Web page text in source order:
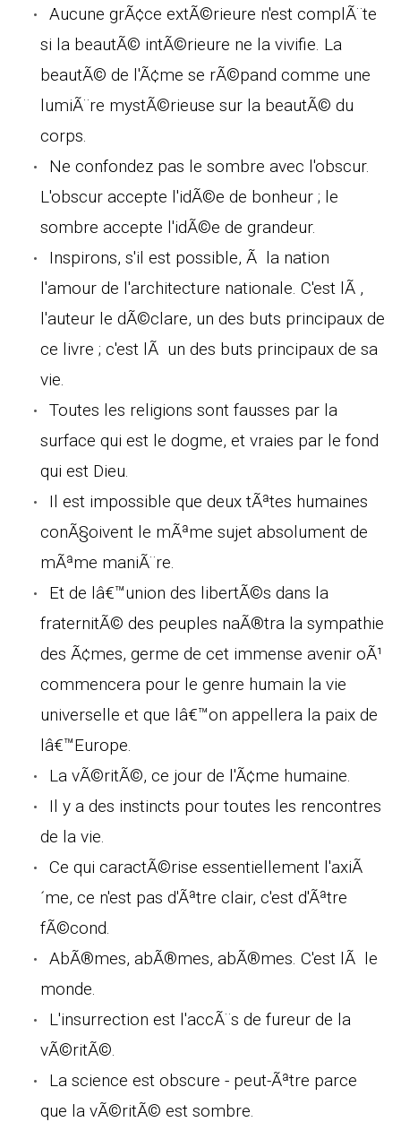
Aucune grÃ¢ce extÃ©rieure n'est complÃ¨te
si la beautÃ© intÃ©rieure ne la vivifie. La
beautÃ© de l'Ã¢me se rÃ©pand comme une
lumiÃ¨re mystÃ©rieuse sur la beautÃ© du
corps.
Ne confondez pas le sombre avec l'obscur.
L'obscur accepte l'idÃ©e de bonheur ; le
sombre accepte l'idÃ©e de grandeur.
Inspirons, s'il est possible, Ã la nation
l'amour de l'architecture nationale. C'est lÃ ,
l'auteur le dÃ©clare, un des buts principaux de
ce livre ; c'est lÃ un des buts principaux de sa
vie.
Toutes les religions sont fausses par la
surface qui est le dogme, et vraies par le fond
qui est Dieu.
Il est impossible que deux tÃªtes humaines
conÃ§oivent le mÃªme sujet absolument de
mÃªme maniÃ¨re.
Et de lâ€™union des libertÃ©s dans la
fraternitÃ© des peuples naÃ®tra la sympathie
des Ã¢mes, germe de cet immense avenir oÃ¹
commencera pour le genre humain la vie
universelle et que lâ€™on appellera la paix de
lâ€™Europe.
La vÃ©ritÃ©, ce jour de l'Ã¢me humaine.
Il y a des instincts pour toutes les rencontres
de la vie.
Ce qui caractÃ©rise essentiellement l'axiÃ
´me, ce n'est pas d'Ãªtre clair, c'est d'Ãªtre
fÃ©cond.
AbÃ®mes, abÃ®mes, abÃ®mes. C'est lÃ le
monde.
L'insurrection est l'accÃ¨s de fureur de la
vÃ©ritÃ©.
La science est obscure - peut-Ãªtre parce
que la vÃ©ritÃ© est sombre.